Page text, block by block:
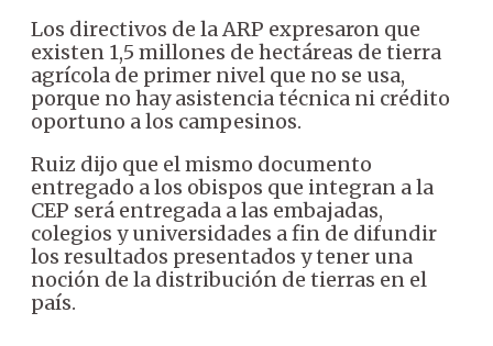
Los directivos de la ARP expresaron que
existen 1,5 millones de hectáreas de tierra
agrícola de primer nivel que no se usa,
porque no hay asistencia técnica ni crédito
oportuno a los campesinos.
Ruiz dijo que el mismo documento
entregado a los obispos que integran a la
CEP será entregada a las embajadas,
colegios y universidades a fin de difundir
los resultados presentados y tener una
noción de la distribución de tierras en el
país.